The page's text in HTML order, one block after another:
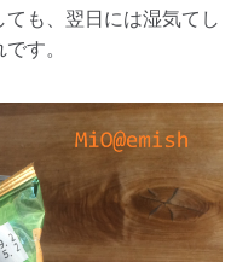
も、翌日には湿気てし
す。